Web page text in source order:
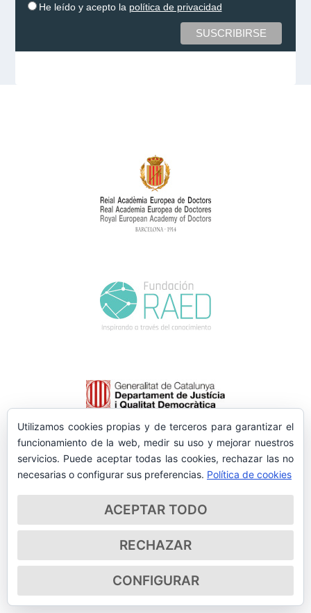
He leído y acepto la política de privacidad
Utilizamos cookies propias y de terceros para garantizar el
funcionamiento de la web, medir su uso y mejorar nuestros
servicios. Puede aceptar todas las cookies, rechazar las no
necesarias o configurar sus preferencias. Política de cookies
ACEPTAR TODO
RECHAZAR
CONFIGURAR